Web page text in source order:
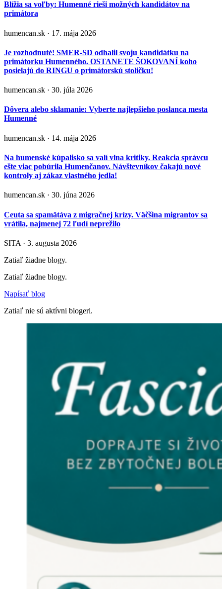
Blížia sa voľby: Humenné rieši možných kandidátov na
primátora
humencan.sk · 17. mája 2026
Je rozhodnuté! SMER-SD odhalil svoju kandidátku na
primátorku Humenného. OSTANETE ŠOKOVANÍ koho
posielajú do RINGU o primátorskú stoličku!
humencan.sk · 30. júla 2026
Dôvera alebo sklamanie: Vyberte najlepšieho poslanca mesta
Humenné
humencan.sk · 14. mája 2026
Na humenské kúpalisko sa valí vlna kritiky. Reakcia správcu
ešte viac pobúrila Humenčanov. Návštevníkov čakajú nové
kontroly aj zákaz vlastného jedla!
humencan.sk · 30. júna 2026
Ceuta sa spamätáva z migračnej krízy. Väčšina migrantov sa
vrátila, najmenej 72 ľudí neprežilo
SITA · 3. augusta 2026
Zatiaľ žiadne blogy.
Zatiaľ žiadne blogy.
Napísať blog
Zatiaľ nie sú aktívni blogeri.